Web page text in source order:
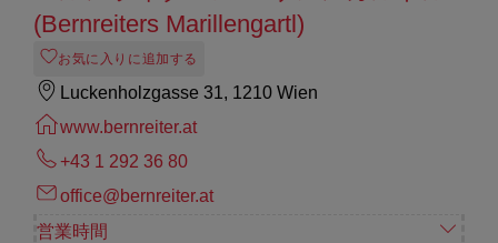
(Bernreiters Marillengartl)
お気に入りに追加する
Luckenholzgasse 31, 1210 Wien
www.bernreiter.at
+43 1 292 36 80
office@bernreiter.at
営業時間